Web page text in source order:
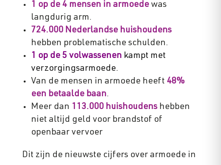
1 op de 4 mensen in armoede was
langdurig arm.
724.000 Nederlandse huishoudens
hebben problematische schulden.
1 op de 5 volwassenen kampt met
verzorgingsarmoede.
Van de mensen in armoede heeft 48%
een betaalde baan.
Meer dan 113.000 huishoudens hebben
niet altijd geld voor brandstof of
openbaar vervoer
Dit zijn de nieuwste cijfers over armoede in